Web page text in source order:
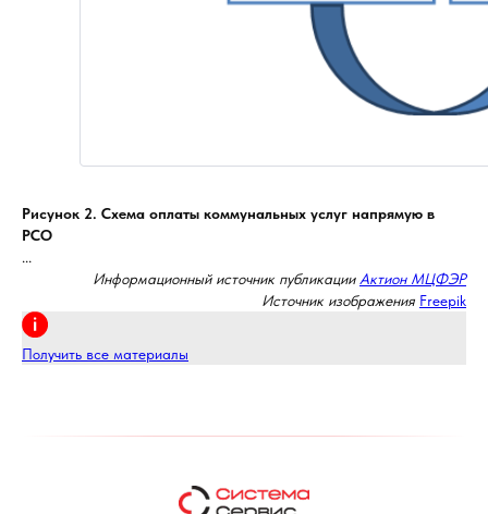
Рисунок 2. Схема оплаты коммунальных услуг напрямую в
РСО
...
Информационный источник публикации Актион МЦФЭР
Источник изображения Freepik
Получить все материалы